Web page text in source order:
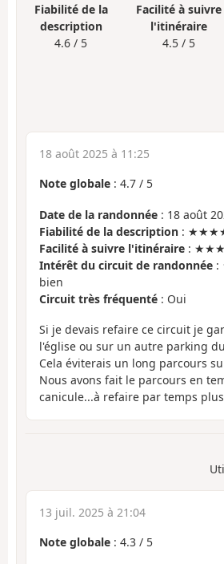
Fiabilité de la
description
4.6 / 5
Facilité à suivre
l'itinéraire
4.5 / 5
18 août 2025 à 11:25
Note globale : 4.7 / 5
Date de la randonnée : 18 août
Fiabilité de la description :
Facilité à suivre l'itinéraire :
Intérêt du circuit de randonnée :
bien
Circuit très fréquenté : Oui
Si je devais refaire ce circuit je
l'église ou sur un autre parking
Cela éviterais un long parcours
Nous avons fait le parcours en
canicule...à refaire par temps
13 juil. 2025 à 21:04
Note globale : 4.3 / 5